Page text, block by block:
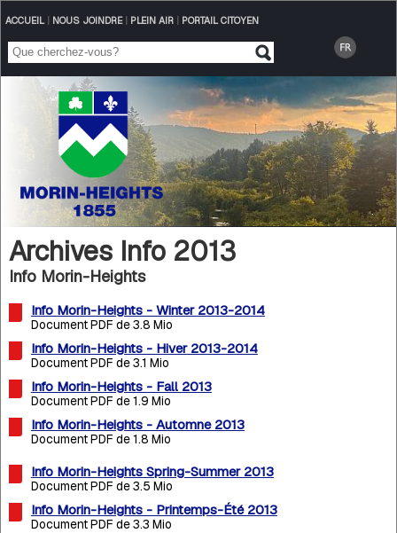
ACCUEIL| NOUS JOINDRE| PLEIN AIR| PORTAIL CITOYEN
Archives Info 2013
Info Morin-Heights
Info Morin-Heights - Winter 2013-2014
Document PDF de 3.8 Mio
Info Morin-Heights - Hiver 2013-2014
Document PDF de 3.1 Mio
Info Morin-Heights - Fall 2013
Document PDF de 1.9 Mio
Info Morin-Heights - Automne 2013
Document PDF de 1.8 Mio
Info Morin-Heights Spring-Summer 2013
Document PDF de 3.5 Mio
Info Morin-Heights - Printemps-Été 2013
Document PDF de 3.3 Mio